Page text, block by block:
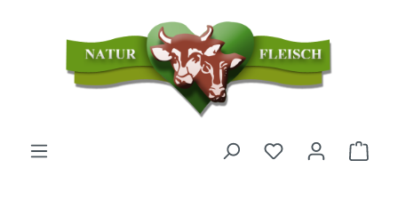
Zum Hauptinhalt springen
Du hast 0